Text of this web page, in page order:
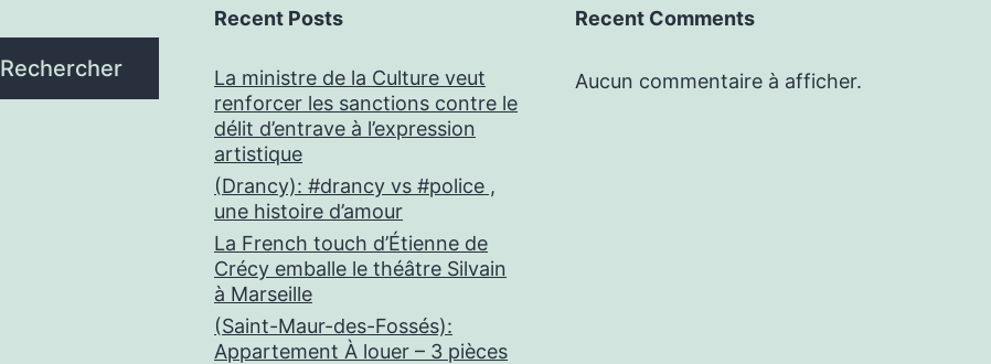
Rechercher
Recent Posts
La ministre de la Culture veut
renforcer les sanctions contre le
délit d’entrave à l’expression
artistique
(Drancy): #drancy vs #police ,
une histoire d’amour
La French touch d’Étienne de
Crécy emballe le théâtre Silvain
à Marseille
(Saint-Maur-des-Fossés):
Appartement À louer – 3 pièces
Recent Comments
Aucun commentaire à afficher.